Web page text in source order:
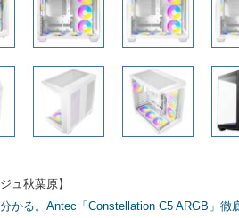
ュ秋葉原】
かる。Antec「Constellation C5 ARGB」徹